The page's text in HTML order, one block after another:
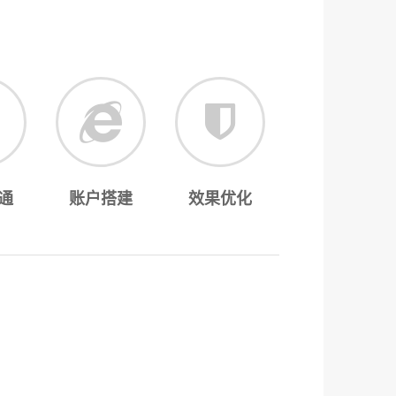
账户搭建 效果优化